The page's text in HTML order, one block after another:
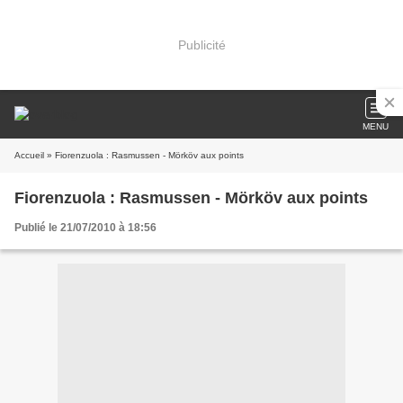
Publicité
MENU
Accueil » Fiorenzuola : Rasmussen - Mörköv aux points
Fiorenzuola : Rasmussen - Mörköv aux points
Publié le 21/07/2010 à 18:56